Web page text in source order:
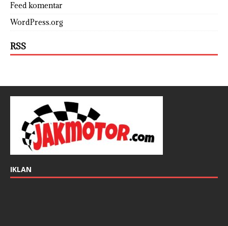
Feed komentar
WordPress.org
RSS
IKLAN